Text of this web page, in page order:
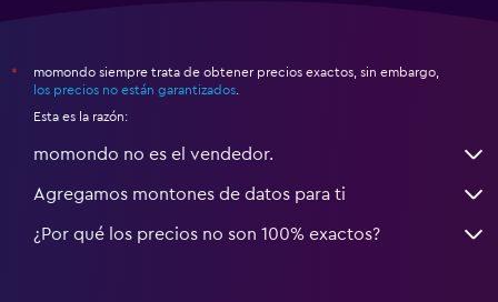
*
momondo siempre trata de obtener precios exactos, sin embargo,
los precios no están garantizados
Esta es la razón:
momondo no es el vendedor.
Agregamos montones de datos para ti
¿Por qué los precios no son 100% exactos?